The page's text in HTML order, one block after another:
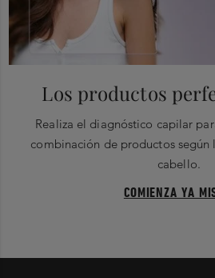
Los productos
Realiza el diagnóstico capilar
combinación de productos según
cabello.
COMIENZA YA